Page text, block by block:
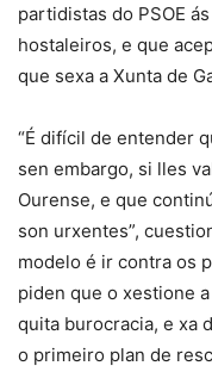
partidistas do PSOE
hostaleiros, e que
que sexa a Xunta de
“É difícil de entender
sen embargo, si lles
Ourense, e que
son urxentes”,
modelo é ir contra os
piden que o xestione
quita burocracia, e xa
o primeiro plan de